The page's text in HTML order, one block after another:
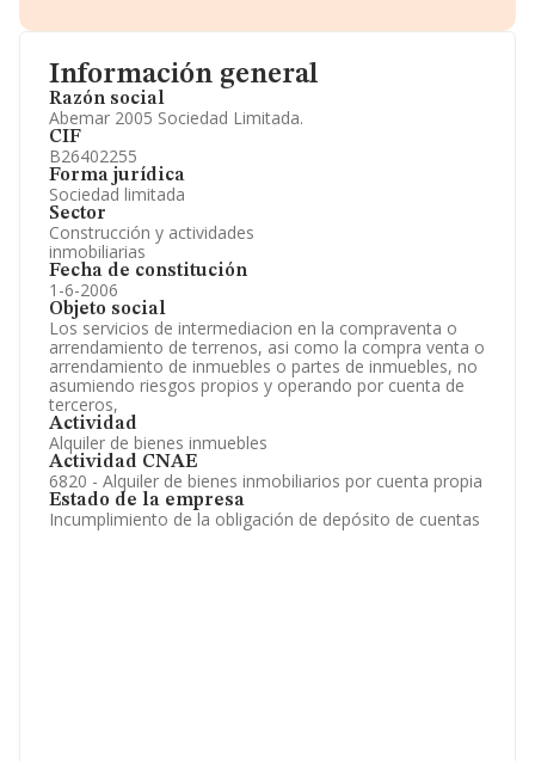
Información general
Razón social
Abemar 2005 Sociedad Limitada.
CIF
B26402255
Forma jurídica
Sociedad limitada
Sector
Construcción y actividades
inmobiliarias
Fecha de constitución
1-6-2006
Objeto social
Los servicios de intermediacion en la compraventa o
arrendamiento de terrenos, asi como la compra venta o
arrendamiento de inmuebles o partes de inmuebles, no
asumiendo riesgos propios y operando por cuenta de
terceros,
Actividad
Alquiler de bienes inmuebles
Actividad CNAE
6820 - Alquiler de bienes inmobiliarios por cuenta propia
Estado de la empresa
Incumplimiento de la obligación de depósito de cuentas
Información oficial y registral complementaria.